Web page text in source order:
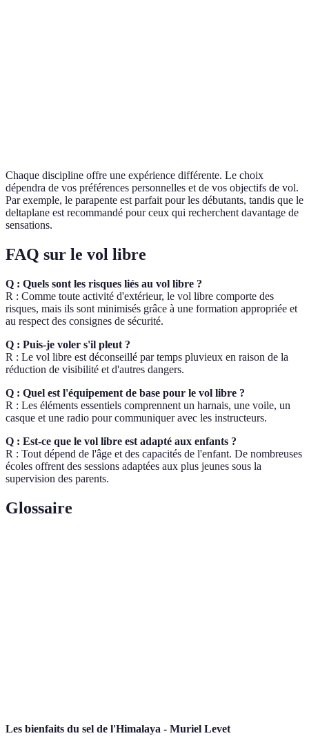
Chaque discipline offre une expérience différente. Le choix
dépendra de vos préférences personnelles et de vos objectifs de vol.
Par exemple, le parapente est parfait pour les débutants, tandis que le
deltaplane est recommandé pour ceux qui recherchent davantage de
sensations.
FAQ sur le vol libre
Q : Quels sont les risques liés au vol libre ?
R : Comme toute activité d'extérieur, le vol libre comporte des
risques, mais ils sont minimisés grâce à une formation appropriée et
au respect des consignes de sécurité.
Q : Puis-je voler s'il pleut ?
R : Le vol libre est déconseillé par temps pluvieux en raison de la
réduction de visibilité et d'autres dangers.
Q : Quel est l'équipement de base pour le vol libre ?
R : Les éléments essentiels comprennent un harnais, une voile, un
casque et une radio pour communiquer avec les instructeurs.
Q : Est-ce que le vol libre est adapté aux enfants ?
R : Tout dépend de l'âge et des capacités de l'enfant. De nombreuses
écoles offrent des sessions adaptées aux plus jeunes sous la
supervision des parents.
Glossaire
Les bienfaits du sel de l'Himalaya - Muriel Levet